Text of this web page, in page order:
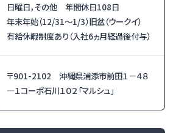
日曜日，その他 年間休日108日
年末年始（12/31～1/3）旧盆（ウークイ）
有給休暇制度あり（入社6ヵ月経過後付与）
〒901-2102 沖縄県浦添市前田１－４８
―１コーポ石川１０２「マルシュ」